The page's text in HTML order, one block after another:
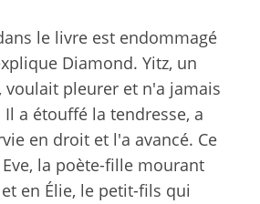
le livre est endommagé
Diamond. Yitz, un
voulait pleurer et n'a jamais
a étouffé la tendresse, a
en droit et l'a avancé. Ce
la poète-fille mourant
en Élie, le petit-fils qui